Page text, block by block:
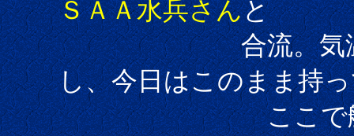
ＳＡＡ水兵さんと
合流。気温も徐
し、今日はこのまま持
ここで艦長さん